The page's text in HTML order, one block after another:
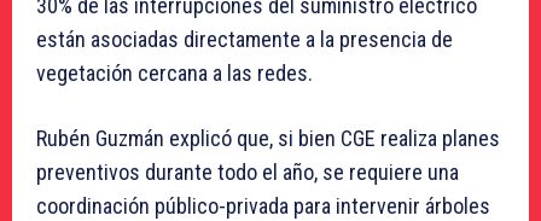
30% de las interrupciones del suministro eléctrico
están asociadas directamente a la presencia de
vegetación cercana a las redes.
Rubén Guzmán explicó que, si bien CGE realiza planes
preventivos durante todo el año, se requiere una
coordinación público-privada para intervenir árboles